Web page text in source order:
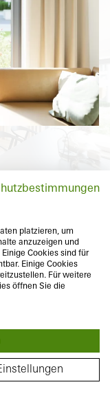
der Schüco
auch
bis 0,96W/(m²K)
platzieren, um
anzuzeigen und
Cookies sind für
Einige Cookies
Für weitere
öffnen Sie die